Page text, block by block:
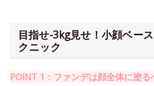
目指せ-3kg見せ！小顔ベー
クニック
POINT 1：ファンデは顔全体に塗る